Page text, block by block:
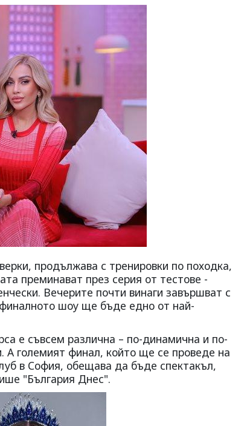
продължава с тренировки по походка,
преминават през серия от тестове -
Вечерите почти винаги завършват с
шоу ще бъде едно от най-
е съвсем различна – по-динамична и по-
големият финал, който ще се проведе на
в София, обещава да бъде спектакъл,
"България Днес".